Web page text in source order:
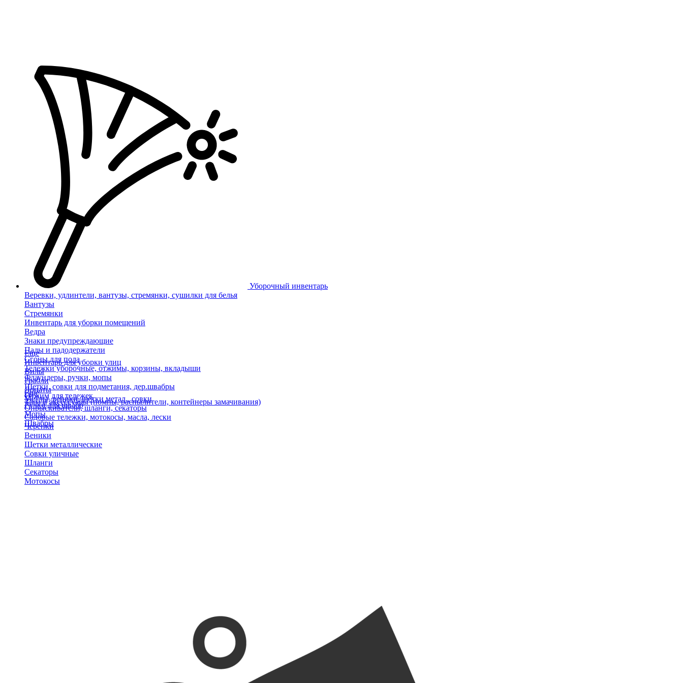
Уборочный инвентарь
Веревки, удлинтели, вантузы, стремянки, сушилки для белья
Вантузы
Стремянки
Инвентарь для уборки помещений
Ведра
Знаки предупреждающие
Пады и падодержатели
Сгоны для пола
Тележки уборочные, отжимы, корзины, вкладыши
Флаундеры, ручки, мопы
Щетки, совки для подметания, дер.швабры
Отжим для тележек
Ручки для швабр
Мопы
Швабры
Еще
Инвентарь для уборки улиц
Вилы
Грабли
Лопаты
Метлы, веники, щетки метал., совки
Опрыскиватели, шланги, секаторы
Садовые тележки, мотокосы, масла, лески
Черенки
Веники
Щетки металлические
Совки уличные
Шланги
Секаторы
Мотокосы
Еще
Тара и аксессуары (помпы, распылители, контейнеры замачивания)